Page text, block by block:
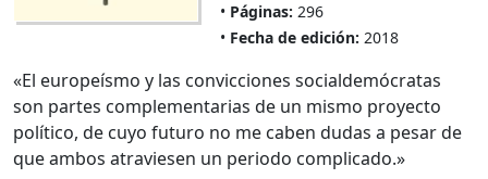
Páginas: 296
Fecha de edición: 2018
«El europeísmo y las convicciones socialdemócratas
son partes complementarias de un mismo proyecto
político, de cuyo futuro no me caben dudas a pesar de
que ambos atraviesen un periodo complicado.»